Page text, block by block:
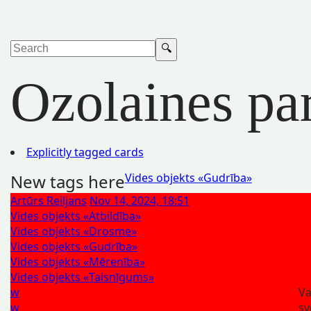
Ozolaines
Explicitly tagged cards
New tags hereVides objekts «Gudrība»
Artūrs Reiljans Nov 14, 2024, 18:51
Vides objekts «Atbildība»
Vides objekts «Drosme»
Vides objekts «Gudrība»
Vides objekts «Mērenība»
Vides objekts «Taisnīgums»
w
w